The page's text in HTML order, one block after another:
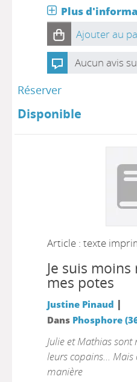
Plus
Ajouter au
Aucun avis
Réserver
Disponible
Article : texte
Je suis
mes potes
Justine Pinaud |
Dans Phosphore
Julie et Mathias
leurs copains...
manière